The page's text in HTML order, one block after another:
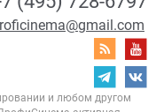
и любом другом